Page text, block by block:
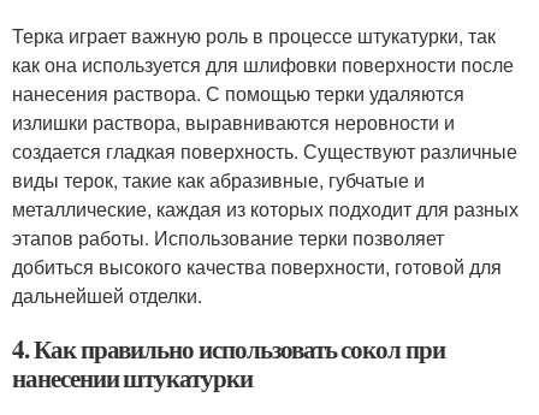
Терка играет важную роль в процессе штукатурки, так
как она используется для шлифовки поверхности после
нанесения раствора. С помощью терки удаляются
излишки раствора, выравниваются неровности и
создается гладкая поверхность. Существуют различные
виды терок, такие как абразивные, губчатые и
металлические, каждая из которых подходит для разных
этапов работы. Использование терки позволяет
добиться высокого качества поверхности, готовой для
дальнейшей отделки.
4. Как правильно использовать сокол при
нанесении штукатурки